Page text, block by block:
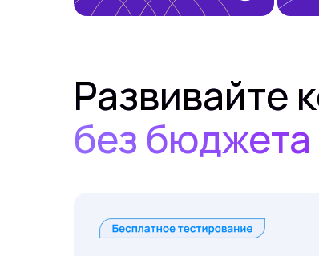
Развивайте
без бюджета